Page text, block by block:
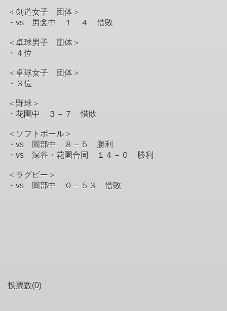
＜剣道女子 団体＞
・vs 男衾中 １－４ 惜敗
＜卓球男子 団体＞
・４位
＜卓球女子 団体 ＞
・３位
＜野球＞
・花園中 ３－７ 惜敗
＜ソフトボール＞
・vs 岡部中 ８－５ 勝利
・vs 深谷・花園合同 １４－０ 勝利
＜ラグビー＞
・vs 岡部中 ０－５３ 惜敗
投票数(0)